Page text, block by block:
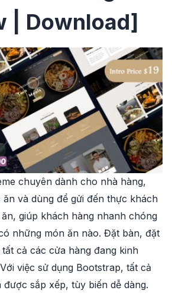
| Download]
chuyên dành cho nhà hàng,
và dùng để gửi đến thực khách
giúp khách hàng nhanh chóng
những món ăn nào. Đặt bàn, đặt
cả các cửa hàng đang kinh
việc sử dụng Bootstrap, tất cả
sắp xếp, tùy biến dễ dàng.